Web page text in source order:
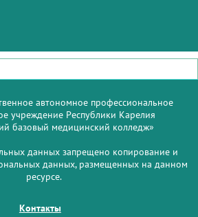
автономное профессиональное
учреждение Республики Карелия
базовый медицинский колледж»
данных запрещено копирование и
данных, размещенных на данном
ресурсе.
Контакты